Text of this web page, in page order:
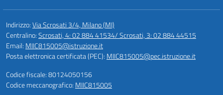
Indirizzo:Via Scrosati 3/4, Milano (MI)
Centralino:Scrosati, 4: 02 884 41534/ Scrosati, 3: 02 884 44515
Email: MIIC815005@istruzione.it
Posta elettronica certificata (PEC): MIIC815005@pec.istruzione.it
Codice fiscale: 80124050156
Codice meccanografico: MIIC815005